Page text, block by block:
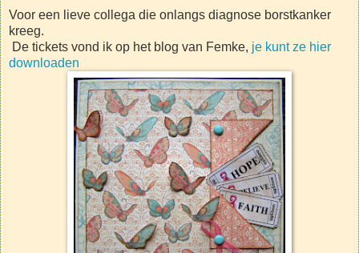
Voor een lieve collega die onlangs diagnose borstkanker
kreeg.
De tickets vond ik op het blog van Femke, je kunt ze hier
downloaden